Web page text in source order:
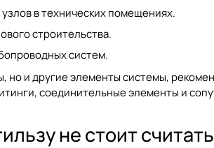
в технических помещениях.
строительства.
систем.
но и другие элементы системы,
соединительные элементы и
не стоит